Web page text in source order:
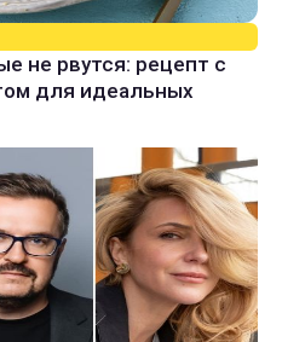
не рвутся: рецепт с
для идеальных